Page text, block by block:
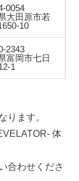
0054
大田原市若
10
2343
富岡市七日
1
ります。
体
合わせくださ